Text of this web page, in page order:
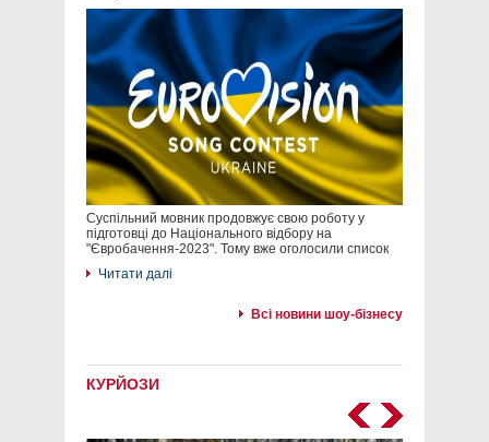
Суспільний мовник продовжує свою роботу у
підготовці до Національного відбору на
"Євробачення-2023". Тому вже оголосили список
Читати далі
Всі новини шоу-бізнесу
КУРЙОЗИ